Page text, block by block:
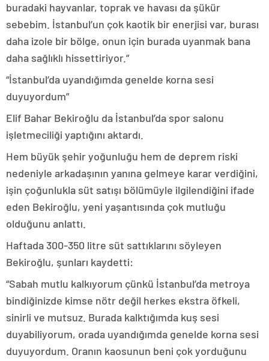
buradaki hayvanlar, toprak ve havası da şükür
sebebim. İstanbul’un çok kaotik bir enerjisi var, burası
daha izole bir bölge, onun için burada uyanmak bana
daha sağlıklı hissettiriyor.”
“İstanbul’da uyandığımda genelde korna sesi
duyuyordum”
Elif Bahar Bekiroğlu da İstanbul’da spor salonu
işletmeciliği yaptığını aktardı.
Hem büyük şehir yoğunluğu hem de deprem riski
nedeniyle arkadaşının yanına gelmeye karar verdiğini,
işin çoğunlukla süt satışı bölümüyle ilgilendiğini ifade
eden Bekiroğlu, yeni yaşantısında çok mutluğu
olduğunu anlattı.
Haftada 300-350 litre süt sattıklarını söyleyen
Bekiroğlu, şunları kaydetti:
“Sabah mutlu kalkıyorum çünkü İstanbul’da metroya
bindiğinizde kimse nötr değil herkes ekstra öfkeli,
sinirli ve mutsuz. Burada kalktığımda kuş sesi
duyabiliyorum, orada uyandığımda genelde korna sesi
duyuyordum. Oranın kaosunun beni çok yorduğunu